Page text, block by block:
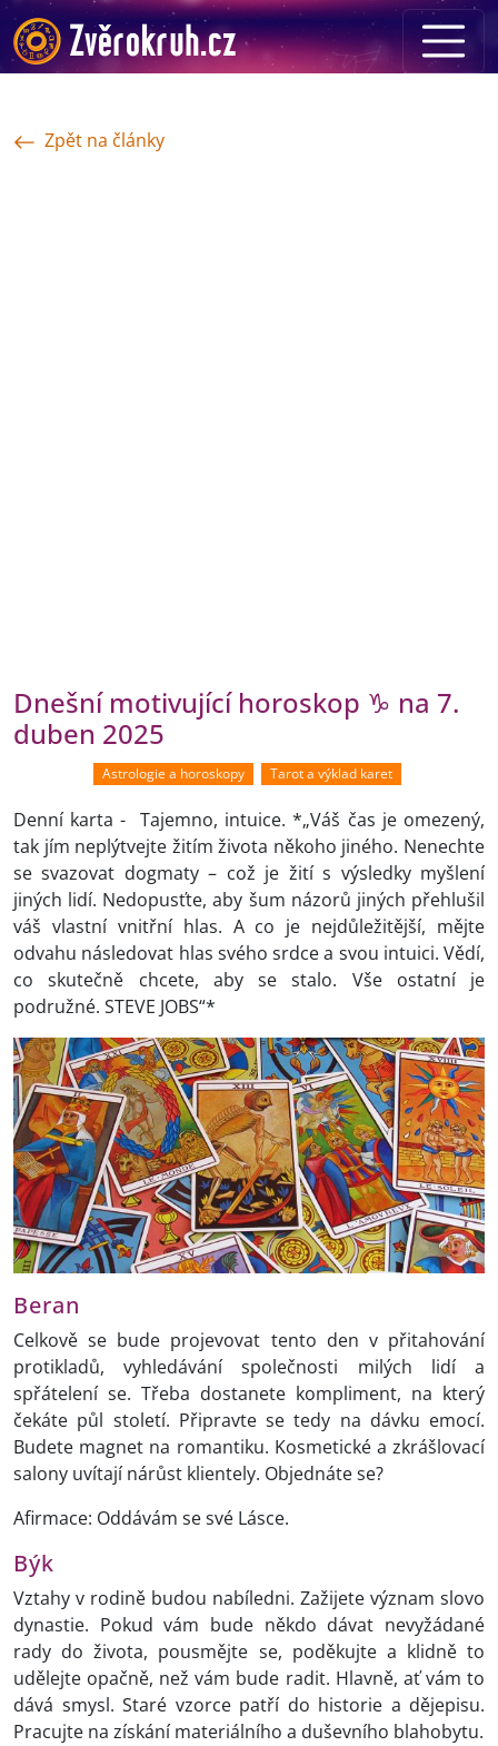
Zpět na články
Dnešní motivující horoskop ♑ na 7.
duben 2025
Astrologie a horoskopy Tarot a výklad karet
Denní karta - Tajemno, intuice. *„Váš čas je omezený,
tak jím neplýtvejte žitím života někoho jiného. Nenechte
se svazovat dogmaty – což je žití s výsledky myšlení
jiných lidí. Nedopusťte, aby šum názorů jiných přehlušil
váš vlastní vnitřní hlas. A co je nejdůležitější, mějte
odvahu následovat hlas svého srdce a svou intuici. Vědí,
co skutečně chcete, aby se stalo. Vše ostatní je
podružné. STEVE JOBS“*
Beran
Celkově se bude projevovat tento den v přitahování
protikladů, vyhledávání společnosti milých lidí a
spřátelení se. Třeba dostanete kompliment, na který
čekáte půl století. Připravte se tedy na dávku emocí.
Budete magnet na romantiku. Kosmetické a zkrášlovací
salony uvítají nárůst klientely. Objednáte se?
Afirmace: Oddávám se své Lásce.
Býk
Vztahy v rodině budou nabíledni. Zažijete význam slovo
dynastie. Pokud vám bude někdo dávat nevyžádané
rady do života, pousmějte se, poděkujte a klidně to
udělejte opačně, než vám bude radit. Hlavně, ať vám to
dává smysl. Staré vzorce patří do historie a dějepisu.
Pracujte na získání materiálního a duševního blahobytu.